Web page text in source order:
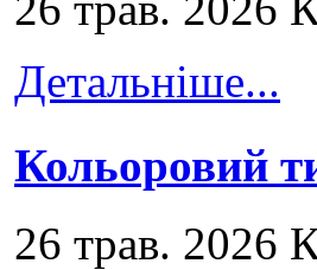
Детальніше...
Кольоровий
26 трав. 2026